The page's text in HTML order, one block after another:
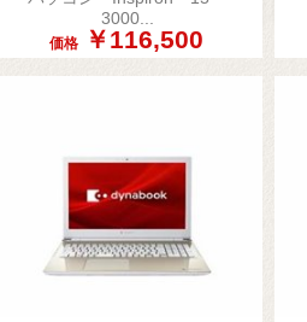
3000...
価格 ￥116,500